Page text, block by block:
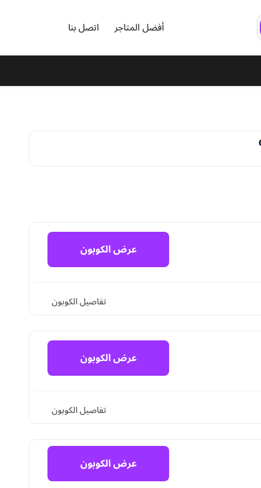
أفضل المتاجر اتصل بنا
عرض الكوبون
تفاصيل الكوبون
عرض الكوبون
تفاصيل الكوبون
عرض الكوبون